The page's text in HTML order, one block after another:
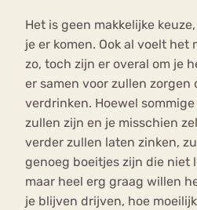
Het is geen makkelijke
je er komen. Ook al voelt
zo, toch zijn er overal om je
er samen voor zullen
verdrinken. Hoewel
zullen zijn en je misschien
verder zullen laten zinken,
genoeg boeitjes zijn die niet
maar heel erg graag willen
je blijven drijven, hoe